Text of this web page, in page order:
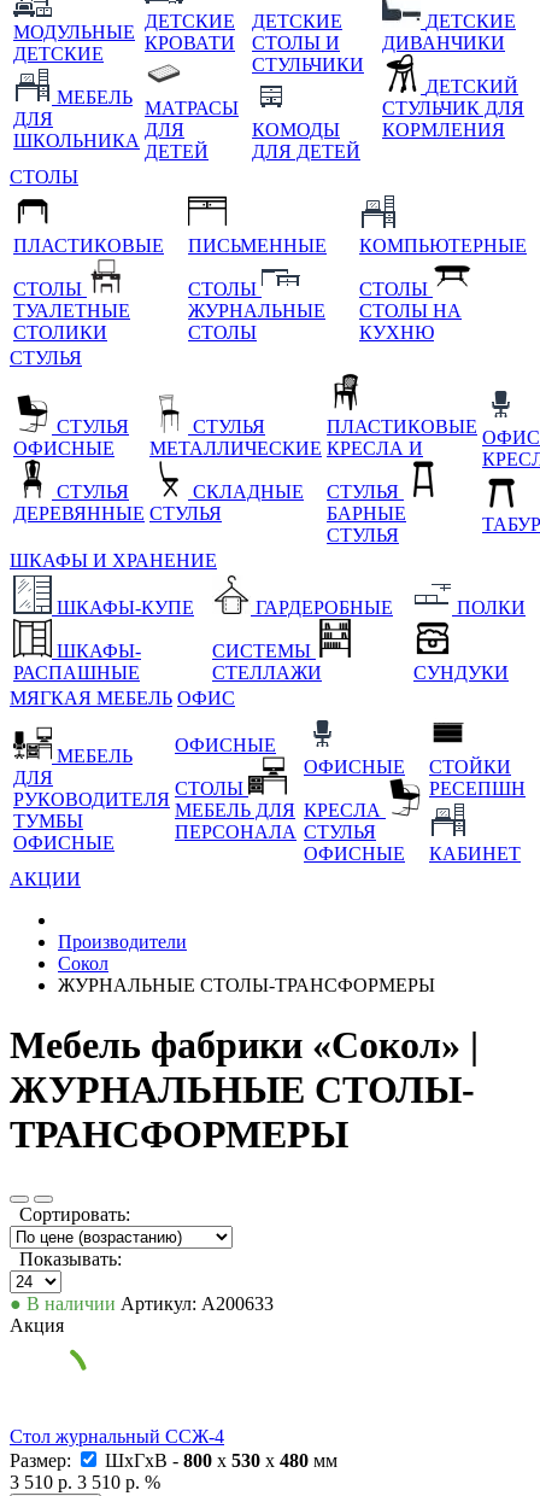
МОДУЛЬНЫЕ
ДЕТСКИЕ
МЕБЕЛЬ
ДЛЯ
ШКОЛЬНИКА
ДЕТСКИЕ
КРОВАТИ
МАТРАСЫ
ДЛЯ
ДЕТЕЙ
ДЕТСКИЕ
СТОЛЫ И
СТУЛЬЧИКИ
КОМОДЫ
ДЛЯ ДЕТЕЙ
ДЕТСКИЕ
ДИВАНЧИКИ
ДЕТСКИЙ
СТУЛЬЧИК ДЛЯ
КОРМЛЕНИЯ
СТОЛЫ
ПЛАСТИКОВЫЕ
СТОЛЫ
ТУАЛЕТНЫЕ
СТОЛИКИ
ПИСЬМЕННЫЕ
СТОЛЫ
ЖУРНАЛЬНЫЕ
СТОЛЫ
КОМПЬЮТЕРНЫЕ
СТОЛЫ
СТОЛЫ НА
КУХНЮ
СТУЛЬЯ
СТУЛЬЯ
ОФИСНЫЕ
СТУЛЬЯ
ДЕРЕВЯННЫЕ
СТУЛЬЯ
МЕТАЛЛИЧЕСКИЕ
СКЛАДНЫЕ
СТУЛЬЯ
ПЛАСТИКОВЫЕ
КРЕСЛА И
СТУЛЬЯ
БАРНЫЕ
СТУЛЬЯ
ШКАФЫ И ХРАНЕНИЕ
ШКАФЫ-КУПЕ
ШКАФЫ-
РАСПАШНЫЕ
ГАРДЕРОБНЫЕ
СИСТЕМЫ
СТЕЛЛАЖИ
ПОЛКИ
СУНДУКИ
МЯГКАЯ МЕБЕЛЬ ОФИС
МЕБЕЛЬ
ДЛЯ
РУКОВОДИТЕЛЯ
ТУМБЫ
ОФИСНЫЕ
ОФИСНЫЕ
СТОЛЫ
МЕБЕЛЬ ДЛЯ
ПЕРСОНАЛА
ОФИСНЫЕ
КРЕСЛА
СТУЛЬЯ
ОФИСНЫЕ
СТОЙКИ
РЕСЕПШН
КАБИНЕТ
АКЦИИ
Производители
Сокол
ЖУРНАЛЬНЫЕ СТОЛЫ-ТРАНСФОРМЕРЫ
Мебель фабрики «Сокол» |
ЖУРНАЛЬНЫЕ СТОЛЫ-
ТРАНСФОРМЕРЫ
Сортировать:
Показывать:
● В наличии Артикул: А200633
Акция
Стол журнальный ССЖ-4
Размер:
ШxГxВ - 800 x 530 x 480 мм
3 510 р. 3 510 р. %